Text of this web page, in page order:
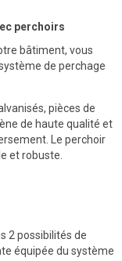
perchoirs
bâtiment, vous
de perchage
pièces de
de haute qualité et
Le perchoir
et robuste.
2 possibilités de
équipée du système